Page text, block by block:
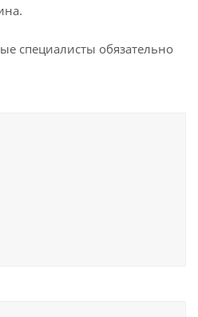
специалисты обязательно